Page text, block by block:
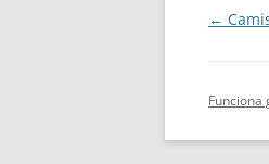
←
Funciona